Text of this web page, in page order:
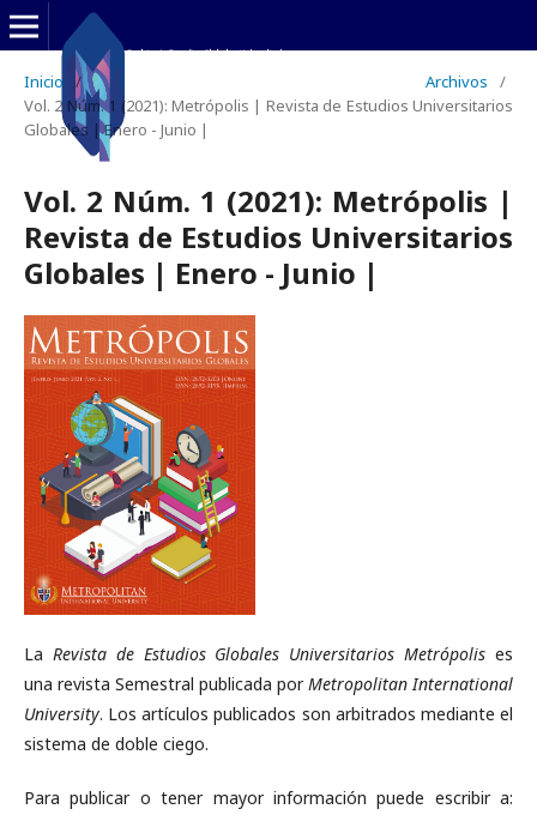
Inicio / Archivos
/
Vol. 2 Núm. 1 (2021): Metrópolis | Revista de Estudios Universitarios
Globales | Enero - Junio |
Vol. 2 Núm. 1 (2021): Metrópolis |
Revista de Estudios Universitarios
Globales | Enero - Junio |
La Revista de Estudios Globales Universitarios Metrópolises
una revista Semestral publicada porMetropolitan International
University. Los artículos publicados son arbitrados mediante el
sistema de doble ciego.
Para publicar o tener mayor información puede escribir a: